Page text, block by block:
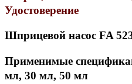
Удостоверение
Шприцевой насос FA
Применимые
мл, 30 мл, 50 мл